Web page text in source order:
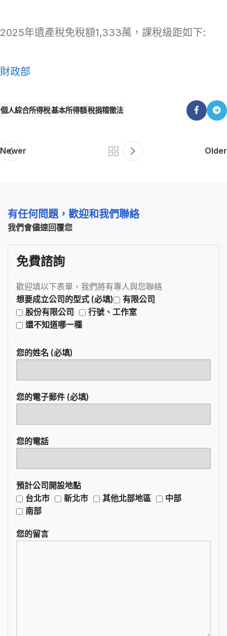
2025年遺產稅免稅額1,333萬，課稅級距如下:
財政部
個人綜合所得稅基本所得額稅捐稽徵法
Newer Older
有任何問題，歡迎和我們聯絡
我們會儘速回覆您
免費諮詢
歡迎填以下表單，我們將有專人與您聯絡
想要成立公司的型式 (必填)
有限公司
股份有限公司
行號、工作室
還不知道哪一種
您的姓名 (必填)
您的電子郵件 (必填)
您的電話
預計公司開設地點
台北市
新北市 其他北部地區
中部
南部
您的留言